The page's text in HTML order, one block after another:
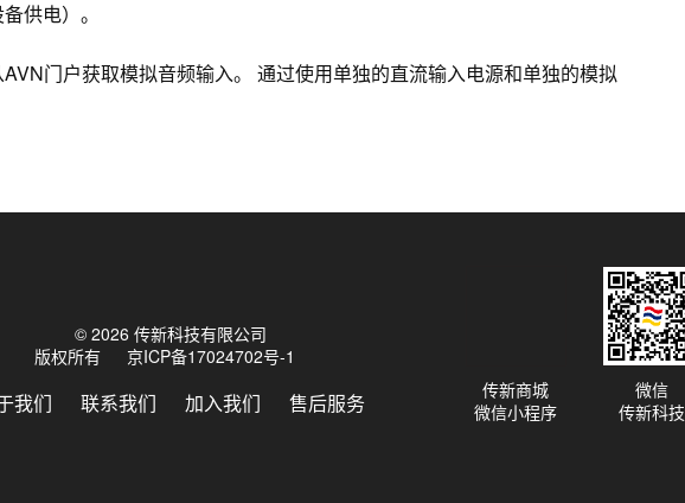
供电）。
门户获取模拟音频输入。 通过使用单独的直流输入电源和单独的模拟
© 2026 传新科技有限公司
版权所有
京ICP备17024702号-1
我们 联系我们 加入我们 售后服务
传新商城
微信小程序
微信
传新科技